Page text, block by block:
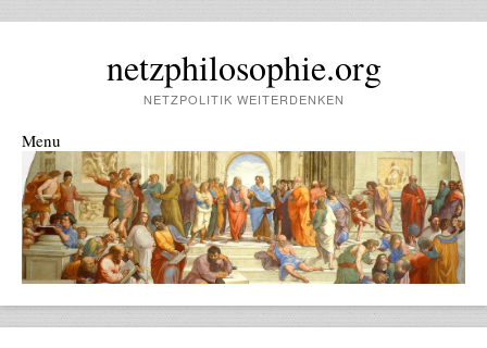
netzphilosophie.org
NETZPOLITIK WEITERDENKEN
Menu
Skip to content